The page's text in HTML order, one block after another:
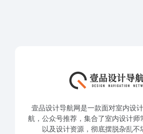
壹品设计导航网是一款面对室内设
航，公众号推荐，集合了室内设计师
以及设计资源，彻底摆脱杂乱不